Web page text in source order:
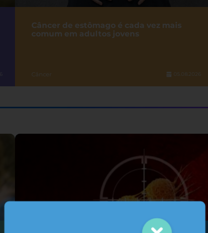
Câncer de estômago é cada vez mais
comum em adultos jovens
Câncer 05.08.2026